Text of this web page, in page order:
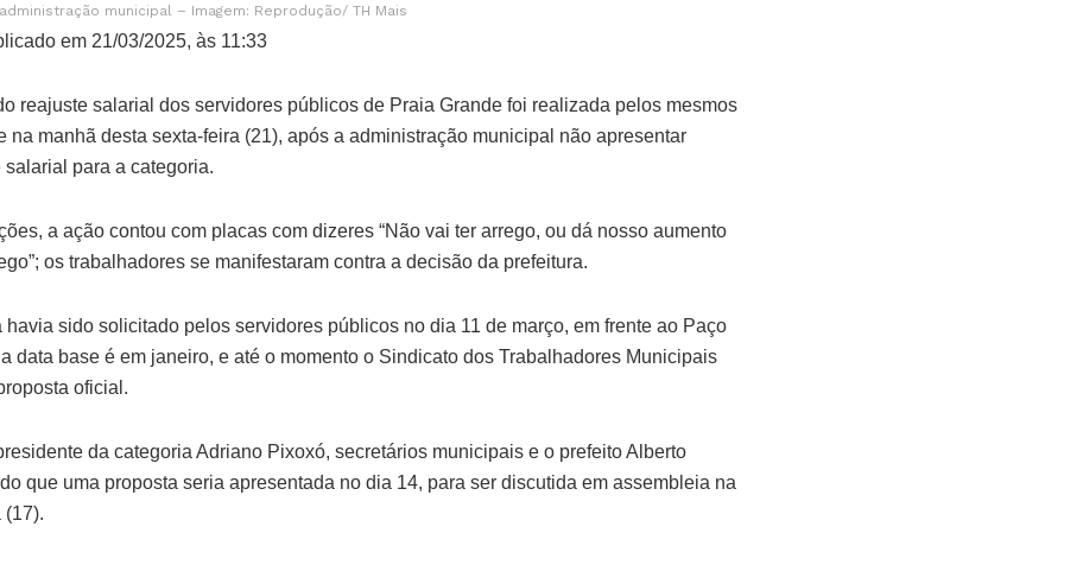
municipal – Imagem: Reprodução/ TH Mais
em 21/03/2025, às 11:33
reajuste salarial dos servidores públicos de Praia Grande foi realizada pelos mesmos
na manhã desta sexta-feira (21), após a administração municipal não apresentar
para a categoria.
a ação contou com placas com dizeres “Não vai ter arrego, ou dá nosso aumento
os trabalhadores se manifestaram contra a decisão da prefeitura.
sido solicitado pelos servidores públicos no dia 11 de março, em frente ao Paço
data base é em janeiro, e até o momento o Sindicato dos Trabalhadores Municipais
oficial.
da categoria Adriano Pixoxó, secretários municipais e o prefeito Alberto
que uma proposta seria apresentada no dia 14, para ser discutida em assembleia na
(17).